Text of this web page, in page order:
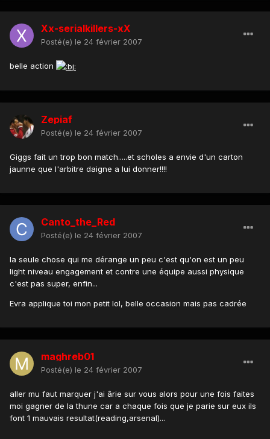
Xx-serialkillers-xX
Posté(e) le 24 février 2007
belle action
Zepiaf
Posté(e) le 24 février 2007
Giggs fait un trop bon match.....et scholes a envie d'un carton
jaunne que l'arbitre daigne a lui donner!!!!
Canto_the_Red
Posté(e) le 24 février 2007
la seule chose qui me dérange un peu c'est qu'on est un peu
light niveau engagement et contre une équipe aussi physique
c'est pas super, enfin...
Evra applique toi mon petit lol, belle occasion mais pas cadrée
maghreb01
Posté(e) le 24 février 2007
aller mu faut marquer j'ai ârie sur vous alors pour une fois faites
moi gagner de la thune car a chaque fois que je parie sur eux ils
font 1 mauvais resultat(reading,arsenal)...